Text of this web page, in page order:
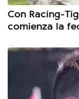
Con Racing-
comienza la